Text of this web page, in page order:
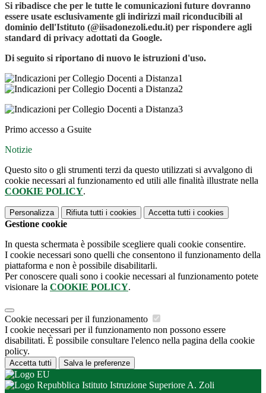
Si ribadisce che per le tutte le comunicazioni future dovranno
essere usate esclusivamente gli indirizzi mail riconducibili al
dominio dell'Istituto (@iisadonezoli.edu.it) per rispondere agli
standard di privacy adottati da Google.
Di seguito si riportano di nuovo le istruzioni d'uso.
Primo accesso a Gsuite
Notizie
Questo sito o gli strumenti terzi da questo utilizzati si avvalgono di
cookie necessari al funzionamento ed utili alle finalità illustrate nella
COOKIE POLICY.
Personalizza Rifiuta tutti i cookies Accetta tutti i cookies
Gestione cookie
In questa schermata è possibile scegliere quali cookie consentire.
I cookie necessari sono quelli che consentono il funzionamento della
piattaforma e non è possibile disabilitarli.
Per conoscere quali sono i cookie necessari al funzionamento potete
visionare la COOKIE POLICY.
Cookie necessari per il funzionamento
I cookie necessari per il funzionamento non possono essere
disabilitati. È possibile consultare l'elenco nella pagina della cookie
policy.
Accetta tutti Salva le preferenze
Istituto Istruzione Superiore A. Zoli